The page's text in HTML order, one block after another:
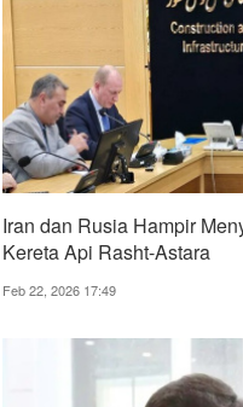
Iran dan Rusia Hampir
Kereta Api Rasht-Astara
Feb 22, 2026 17:49